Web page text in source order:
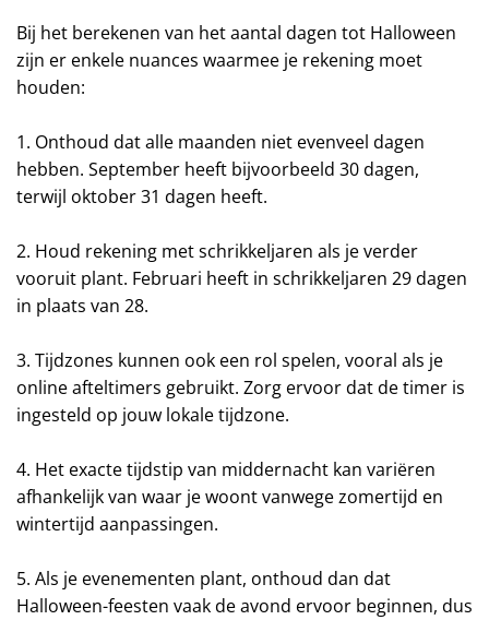
Bij het berekenen van het aantal dagen tot Halloween
zijn er enkele nuances waarmee je rekening moet
houden:
1. Onthoud dat alle maanden niet evenveel dagen
hebben. September heeft bijvoorbeeld 30 dagen,
terwijl oktober 31 dagen heeft.
2. Houd rekening met schrikkeljaren als je verder
vooruit plant. Februari heeft in schrikkeljaren 29 dagen
in plaats van 28.
3. Tijdzones kunnen ook een rol spelen, vooral als je
online afteltimers gebruikt. Zorg ervoor dat de timer is
ingesteld op jouw lokale tijdzone.
4. Het exacte tijdstip van middernacht kan variëren
afhankelijk van waar je woont vanwege zomertijd en
wintertijd aanpassingen.
5. Als je evenementen plant, onthoud dan dat
Halloween-feesten vaak de avond ervoor beginnen, dus